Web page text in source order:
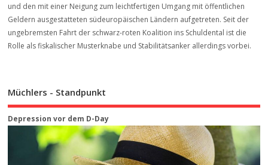
und den mit einer Neigung zum leichtfertigen Umgang mit öffentlichen
Geldern ausgestatteten südeuropäischen Ländern aufgetreten. Seit der
ungebremsten Fahrt der schwarz-roten Koalition ins Schuldental ist die
Rolle als fiskalischer Musterknabe und Stabilitätsanker allerdings vorbei.
Müchlers - Standpunkt
Depression vor dem D-Day